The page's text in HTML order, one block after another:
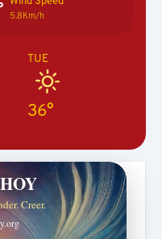
5.8Km/h
TUE
36°
Creer.